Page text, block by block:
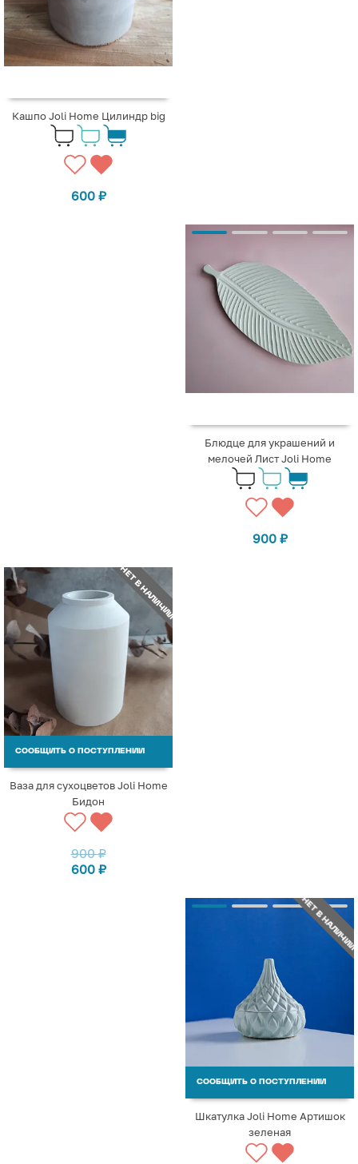
Кашпо Joli Home Цилиндр big
600 ₽
Блюдце для украшений и
мелочей Лист Joli Home
900 ₽
НЕТ В НАЛИЧИИ
СООБЩИТЬ О ПОСТУПЛЕНИИ
Ваза для сухоцветов Joli Home
Бидон
900₽
600 ₽
НЕТ В НАЛИЧИИ
СООБЩИТЬ О ПОСТУПЛЕНИИ
Шкатулка Joli Home Артишок
зеленая